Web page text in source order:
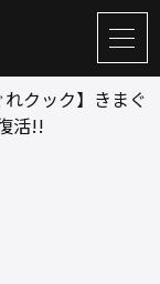
サ
イ
ト
メ
クック】きまぐ
活!!